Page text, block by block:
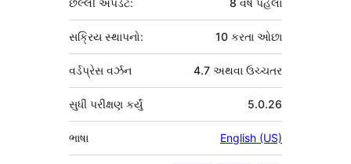
છેલ્લી અપડેટ: 8 વર્ષપહેલા
સક્રિય સ્થાપનો: 10 કરતા ઓછા
વર્ડપ્રેસ વર્ઝન 4.7 અથવા ઉચ્ચતર
5.0.26
સુધી પરીક્ષણ કર્યું
ભાષા English (US)